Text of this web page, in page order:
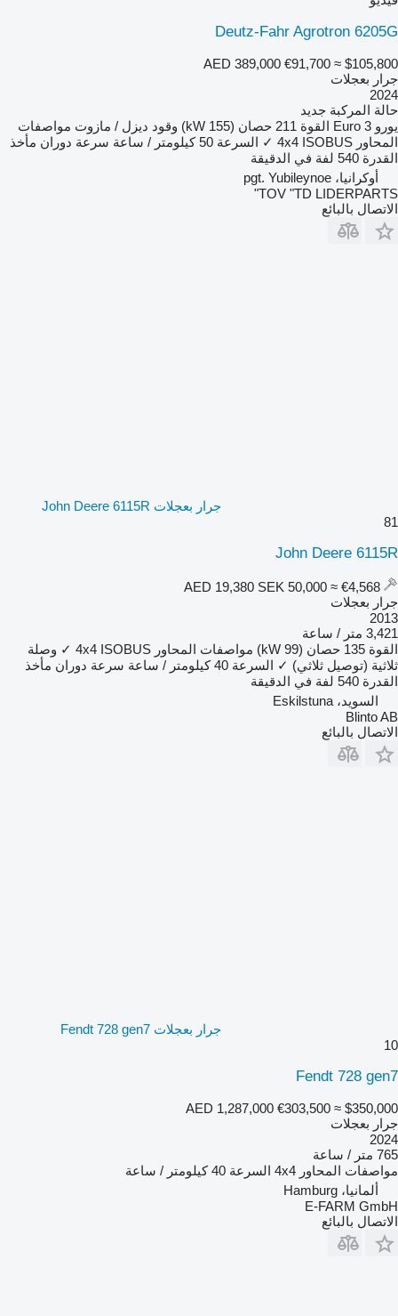
Deutz-Fahr Agrotron 6205G
AED 389,000 €91,700 ≈ $105,800
جرار بعجلات
2024
حالة المركبة جديد
يورو Euro 3 القوة 211 حصان (155 kW) وقود ديزل / مازوت مواصفات
المحاور
4x4 ISOBUS
✓ السرعة 50 كيلومتر / ساعة
سرعة دوران مأخذ
القدرة 540 لفة في الدقيقة
أوكرانيا، pgt. Yubileynoe
TOV "TD LIDERPARTS"
الاتصال بالبائع
جرار بعجلات John Deere 6115R
81
John Deere 6115R
SEK 50,000 ≈ €4,568
جرار بعجلات
2013
3,421 متر / ساعة
القوة 135 حصان (99 kW) مواصفات المحاور 4x4 ISOBUS
✓ وصلة
ثلاثية (توصيل ثلاثي) ✓ السرعة 40 كيلومتر / ساعة
سرعة دوران مأخذ
القدرة 540 لفة في الدقيقة
السويد، Eskilstuna
Blinto AB
الاتصال بالبائع
جرار بعجلات Fendt 728 gen7
10
Fendt 728 gen7
AED 1,287,000 €303,500 ≈ $350,000
جرار بعجلات
2024
765 متر / ساعة
مواصفات المحاور 4x4 السرعة 40 كيلومتر / ساعة
ألمانيا، Hamburg
E-FARM GmbH
الاتصال بالبائع